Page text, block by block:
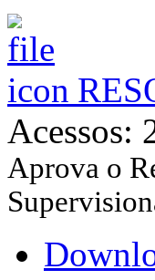
Acessos:
Aprova o R